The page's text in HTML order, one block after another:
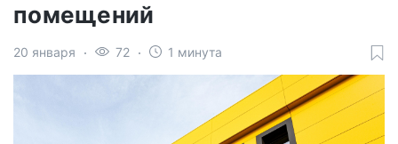
помещений
20 января 72 1 минута